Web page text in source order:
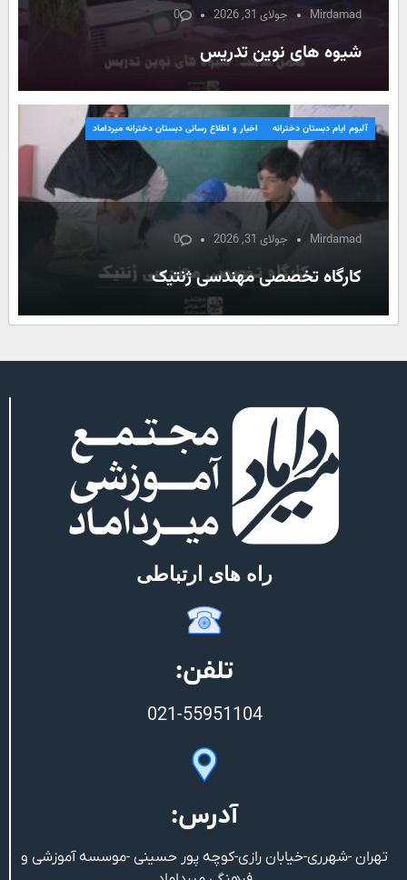
Mirdamad جولای 31, 2026 0
شیوه های نوین تدریس
Mirdamad جولای 31, 2026 0
کارگاه تخصصی مهندسی ژنتیک
آلبوم ایام دبستان دخترانه اخبار و اطلاع رسانی دبستان دخترانه میرداماد
راه های ارتباطی
تلفن:
021-55951104
آدرس:
تهران -شهرری-خیابان رازی-کوچه پور حسینی -موسسه آموزشی و